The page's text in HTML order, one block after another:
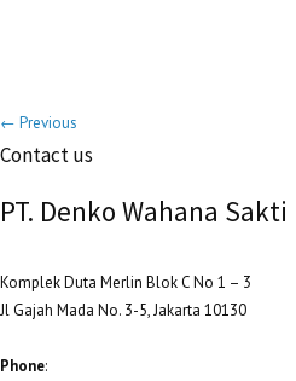
← Previous
Contact us
PT. Denko Wahana Sakti
Komplek Duta Merlin Blok C No 1 – 3
Jl Gajah Mada No. 3-5, Jakarta 10130
Phone: